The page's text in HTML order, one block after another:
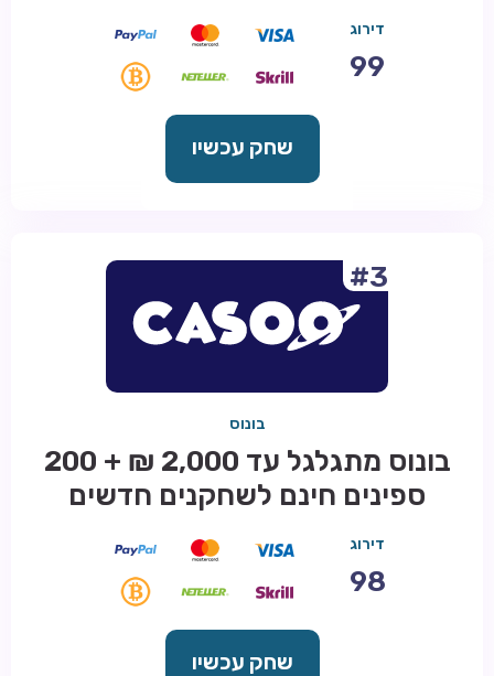
דירוג
99
שחק עכשיו
#3
בונוס
בונוס מתגלגל עד 2,000 ₪ + 200
ספינים חינם לשחקנים חדשים
דירוג
98
שחק עכשיו